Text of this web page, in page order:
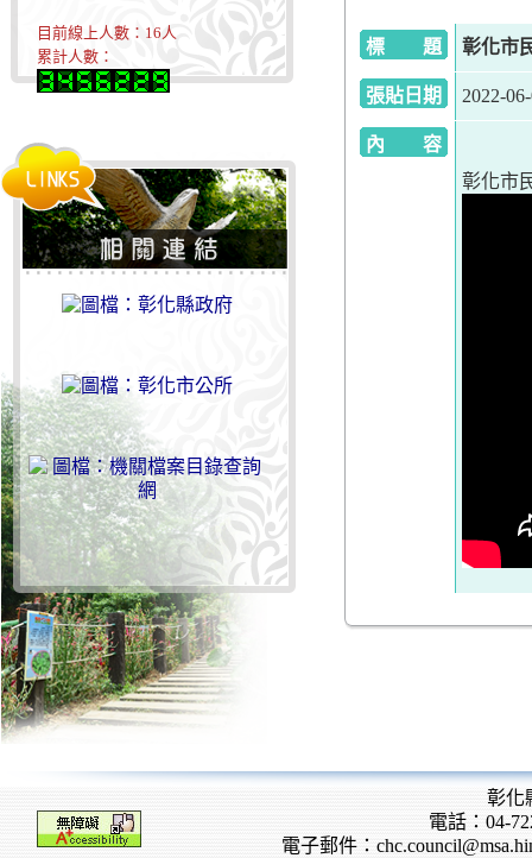
目前線上人數： 16人
累計人數：
標 題 彰化市
張貼日期 2022-
內 容
彰化市
彰化
電話：04-
電子郵件：